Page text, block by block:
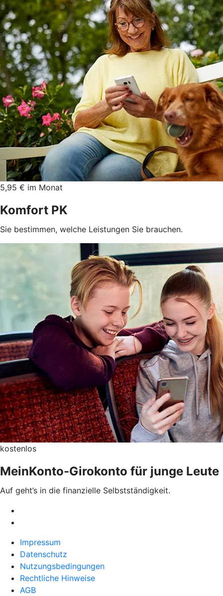
5,95 € im Monat
Komfort PK
Sie bestimmen, welche Leistungen Sie brauchen.
kostenlos
MeinKonto-Girokonto für junge Leute
Auf geht’s in die finanzielle Selbstständigkeit.
Impressum
Datenschutz
Nutzungsbedingungen
Rechtliche Hinweise
AGB